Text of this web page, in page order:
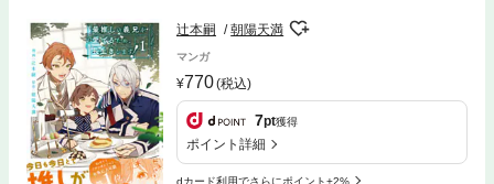
辻本嗣 朝陽天満
マンガ
770(税込)
7pt獲得
ポイント詳細